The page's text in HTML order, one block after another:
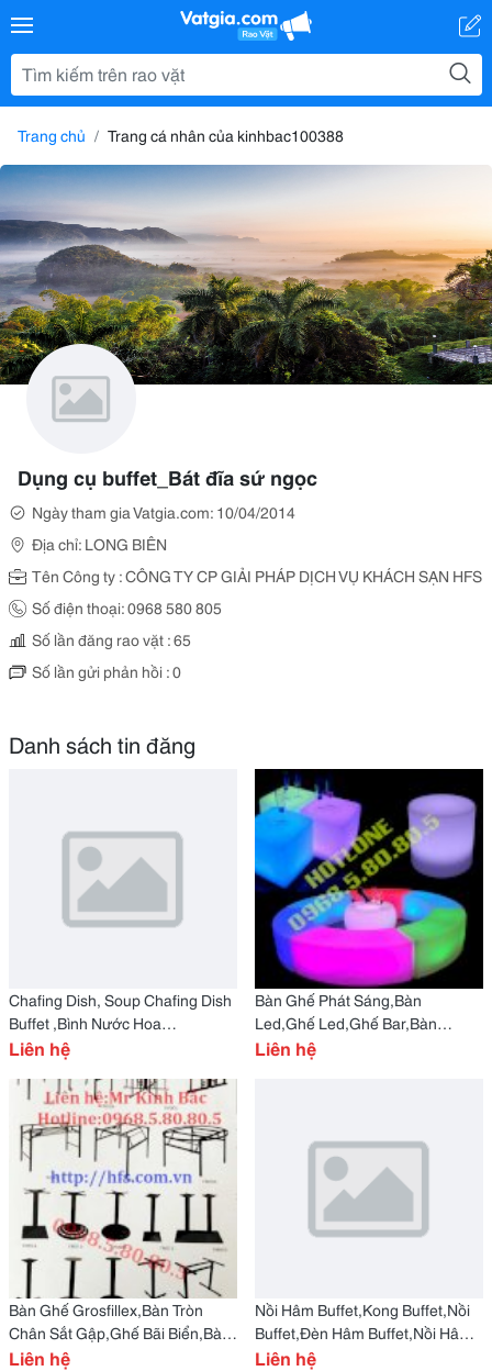
Trang chủ Trang cá nhân của kinhbac100388
Dụng cụ buffet_Bát đĩa sứ ngọc
Ngày tham gia Vatgia.com: 10/04/2014
Địa chỉ: LONG BIÊN
Tên Công ty : CÔNG TY CP GIẢI PHÁP DỊCH VỤ KHÁCH SẠN HFS
Số điện thoại: 0968 580 805
Số lần đăng rao vặt : 65
Số lần gửi phản hồi : 0
Danh sách tin đăng
Chafing Dish, Soup Chafing Dish
Buffet ,Bình Nước Hoa
Quả,Chafing Dish, Soup Chafing
Liên hệ
Bàn Ghế Phát Sáng,Bàn
Led,Ghế Led,Ghế Bar,Bàn
Bar,Led Bar,Ghế Bar,Bàn Ghế
Liên hệ
Bàn Ghế Grosfillex,Bàn Tròn
Chân Sắt Gập,Ghế Bãi Biển,Bàn
Tròn Hội Nghị,Ghế Nằm Hồ
Liên hệ
Nồi Hâm Buffet,Kong Buffet,Nồi
Buffet,Đèn Hâm Buffet,Nồi Hâm
Buffet,Kong Buffet,Nồi
Liên hệ